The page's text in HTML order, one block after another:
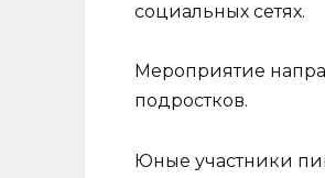
социальных сетях.
Мероприятие
подростков.
Юные участники